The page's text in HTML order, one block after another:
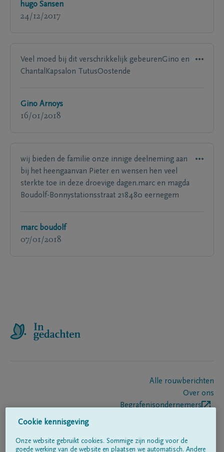
hugo Sansen
24/12/2017
Veel moed bij dit verschrikkelijk gebeurenGino en
ChantalKapsalon TutusOostende
Gino Arnoys
16/01/2018
wij bieden de familie onze innige deelneming aan
bij het heengaanvan Pieter en wensen hen veel
sterkte toe in deze droevige dagen.marc en magda
Boudolf-Bonnystationsstraat 218480 eernegem
marc boudolf
07/01/2018
Alle rouwberichten
Over ons
Begrafenisondernemers
Cookie kennisgeving
Onze website gebruikt cookies. Sommige zijn nodig voor de
goede werking van de website en plaatsen we automatisch. Andere